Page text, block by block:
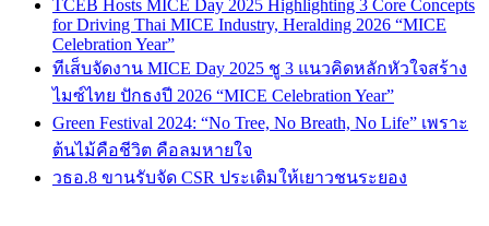
TCEB Hosts MICE Day 2025 Highlighting 3 Core Concepts
for Driving Thai MICE Industry, Heralding 2026 “MICE
Celebration Year”
ทีเส็บจัดงาน MICE Day 2025 ชู 3 แนวคิดหลักหัวใจสร้าง
ไมซ์ไทย ปักธงปี 2026 “MICE Celebration Year”
Green Festival 2024: “No Tree, No Breath, No Life” เพราะ
ต้นไม้คือชีวิต คือลมหายใจ
วธอ.8 ขานรับจัด CSR ประเดิมให้เยาวชนระยอง